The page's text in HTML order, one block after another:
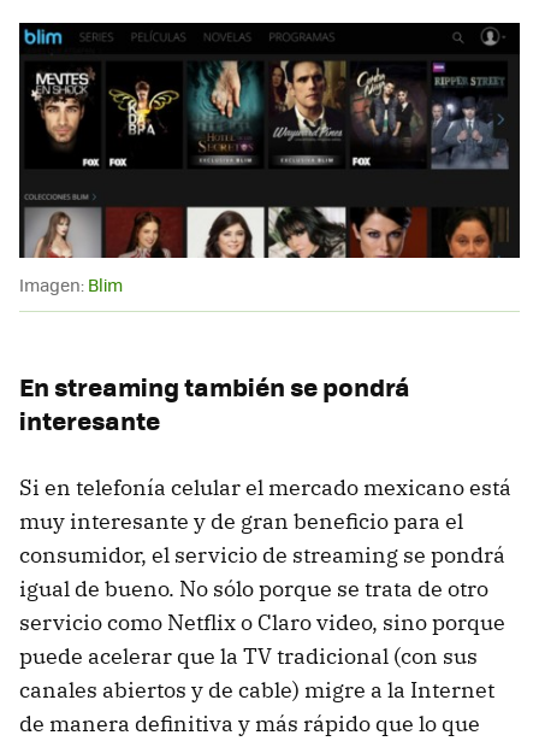
Imagen: Blim
En streaming también se pondrá
interesante
Si en telefonía celular el mercado mexicano está
muy interesante y de gran beneficio para el
consumidor, el servicio de streaming se pondrá
igual de bueno. No sólo porque se trata de otro
servicio como Netflix o Claro video, sino porque
puede acelerar que la TV tradicional (con sus
canales abiertos y de cable) migre a la Internet
de manera definitiva y más rápido que lo que